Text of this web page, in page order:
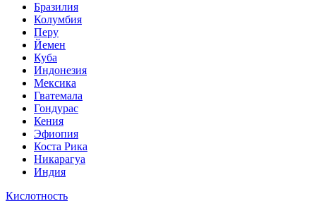
Бразилия
Колумбия
Перу
Йемен
Куба
Индонезия
Мексика
Гватемала
Гондурас
Кения
Эфиопия
Коста Рика
Никарагуа
Индия
Кислотность